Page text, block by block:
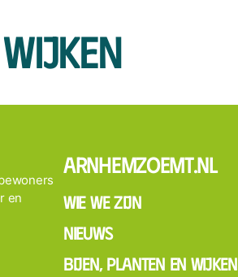
en
Arnhemzoemt.nl
Wie we zijn
Nieuws
Bijen, planten en wijken